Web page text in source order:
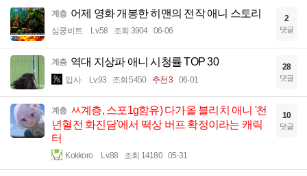
계층 어제 영화 개봉한 히맨의 전작 애니 스토리
심쿵비트 Lv.58 조회 3904 06-06
2
댓글
계층 역대 지상파 애니 시청률 TOP 30
입사 Lv.93 조회 5450 추천 3 06-01
28
댓글
계층 ㅆ계층, 스포1g함유) 다가올 블리치 애니 '천
년혈전 화진담'에서 떡상 버프 확정이라는 캐릭
터
Kokkoro Lv.88 조회 14180 05-31
10
댓글